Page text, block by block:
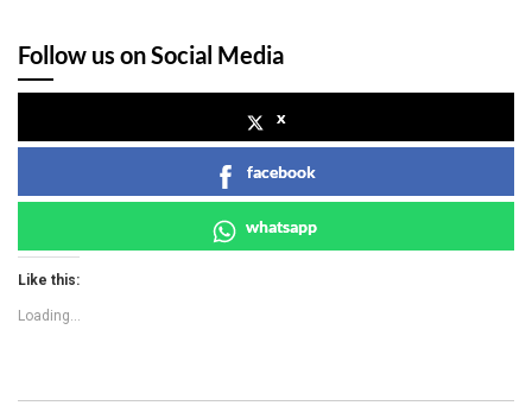
Follow us on Social Media
x
facebook
whatsapp
Like this:
Loading...